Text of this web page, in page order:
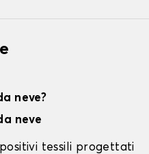
neve?
neve
tessili progettati